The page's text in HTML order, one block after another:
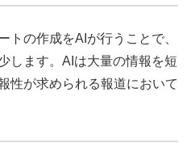
トの作成をAIが行うことで、
します。AIは大量の情報を短
性が求められる報道において